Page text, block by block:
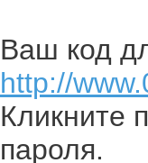
Ваш код
http://
Кликните
пароля.